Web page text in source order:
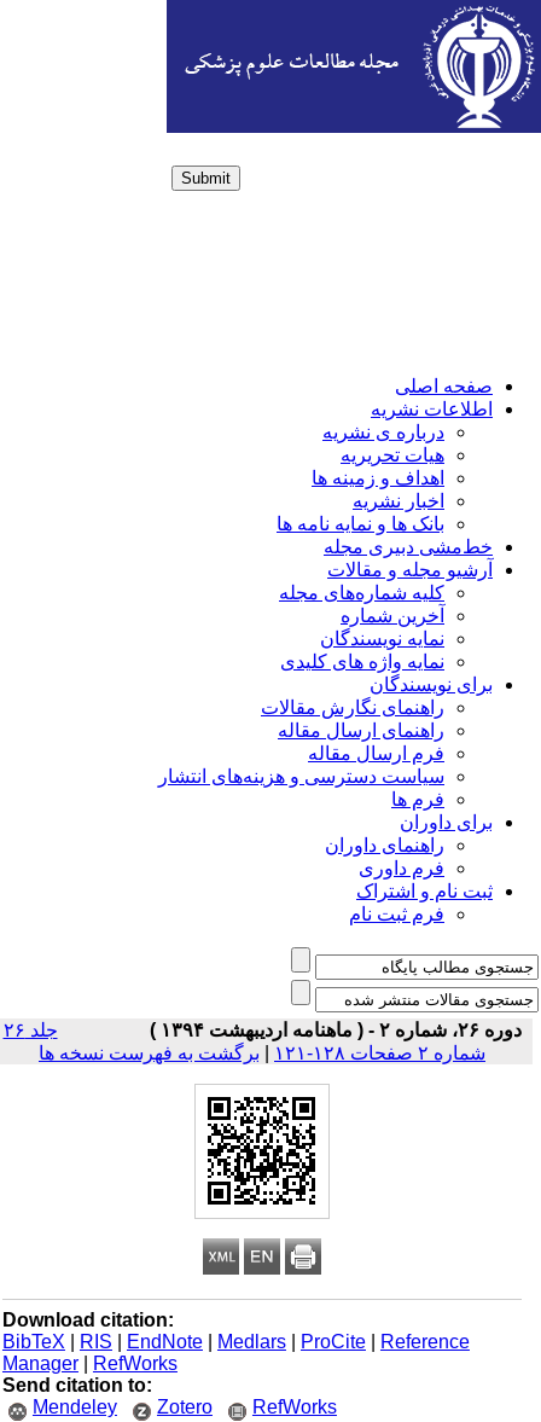
Submit
صفحه اصلی
اطلاعات نشریه
درباره ی نشریه
هیات تحریریه
اهداف و زمینه ها
اخبار نشریه
بانک ها و نمایه نامه ها
خط‌مشی دبیری مجله
آرشیو مجله و مقالات
کلیه شماره‌های مجله
آخرین شماره
نمایه نویسندگان
نمایه واژه های کلیدی
برای نویسندگان
راهنمای نگارش مقالات
راهنمای ارسال مقاله
فرم ارسال مقاله
سیاست دسترسی و هزینه‌های انتشار
فرم ها
برای داوران
راهنمای داوران
فرم داوری
ثبت نام و اشتراک
فرم ثبت نام
دوره ۲۶، شماره ۲ - ( ماهنامه اردیبهشت ۱۳۹۴ )
جلد ۲۶
شماره ۲ صفحات ۱۲۸-۱۲۱
| برگشت به فهرست نسخه ها
Download citation:
BibTeX
| RIS |EndNote |Medlars |ProCite |Reference
Manager
|RefWorks
Send citation to:
Mendeley
Zotero RefWorks